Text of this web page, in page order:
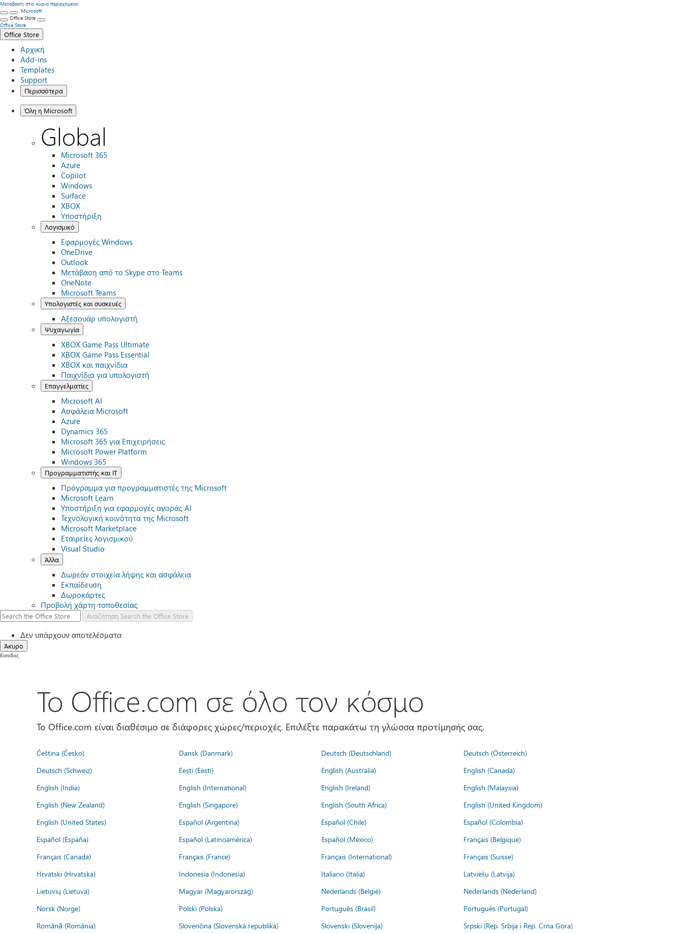
Μετάβαση στο κύριο περιεχόμενο
Microsoft
Office Store
Office Store
Office Store
Αρχική
Add-ins
Templates
Support
Περισσότερα
Όλη η Microsoft
Global
Microsoft 365
Azure
Copilot
Windows
Surface
XBOX
Υποστήριξη
Λογισμικό
Εφαρμογές Windows
OneDrive
Outlook
Μετάβαση από το Skype στο Teams
OneNote
Microsoft Teams
Υπολογιστές και συσκευές
Αξεσουάρ υπολογιστή
Ψυχαγωγία
XBOX Game Pass Ultimate
XBOX Game Pass Essential
XBOX και παιχνίδια
Παιχνίδια για υπολογιστή
Επαγγελματίες
Microsoft AI
Ασφάλεια Microsoft
Azure
Dynamics 365
Microsoft 365 για Επιχειρήσεις
Microsoft Power Platform
Windows 365
Προγραμματιστής και IT
Πρόγραμμα για προγραμματιστές της Microsoft
Microsoft Learn
Υποστήριξη για εφαρμογές αγοράς AI
Τεχνολογική κοινότητα της Microsoft
Microsoft Marketplace
Εταιρείες λογισμικού
Visual Studio
Άλλα
Δωρεάν στοιχεία λήψης και ασφάλεια
Εκπαίδευση
Δωροκάρτες
Προβολή χάρτη τοποθεσίας
Αναζήτηση Search the Office Store
Δεν υπάρχουν αποτελέσματα
Άκυρο
Είσοδος
Το Office.com σε όλο τον κόσμο
Το Office.com είναι διαθέσιμο σε διάφορες χώρες/περιοχές. Επιλέξτε παρακάτω τη γλώσσα προτίμησής σας.
Čeština (Česko) Dansk (Danmark) Deutsch (Deutschland)
Deutsch (Österreich)
Deutsch (Schweiz)
Eesti (Eesti) English (Australia)
English (Canada)
English (India)
English (International) English (Ireland)
English (Malaysia)
English (New Zealand)
English (Singapore) English (South Africa)
English (United Kingdom)
English (United States)
Español (Argentina) Español (Chile)
Español (Colombia)
Español (España)
Español (Latinoamérica) Español (México)
Français (Belgique)
Français (Canada)
Français (France) Français (International)
Français (Suisse)
Hrvatski (Hrvatska)
Indonesia (Indonesia) Italiano (Italia)
Latviešu (Latvija)
Lietuvių (Lietuva)
Magyar (Magyarország) Nederlands (België)
Nederlands (Nederland)
Norsk (Norge)
Polski (Polska) Português (Brasil)
Português (Portugal)
Română (România)
Slovenčina (Slovenská republika) Slovenski (Slovenija)
Srpski (Rep. Srbija i Rep. Crna Gora)